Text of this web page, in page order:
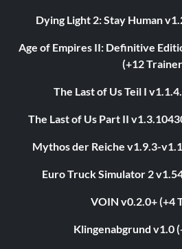
Dying Light 2: Stay Human
Age of Empires II: Definitive
(+12
The Last of Us Teil I
The Last of Us Part II
Mythos der Reiche v1.9.3-
Euro Truck Simulator 2
VOIN v0.2.0+ (+4
Klingenabgrund v1.0